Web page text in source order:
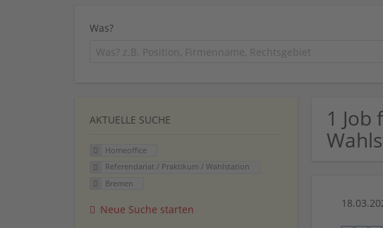
Was?
1
AKTUELLE SUCHE
Homeoffice
Referendariat / Praktikum / Wahlstation
Bremen
Neue Suche starten